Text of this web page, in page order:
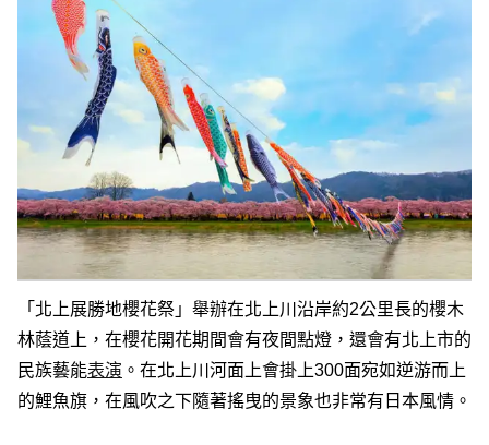
「北上展勝地櫻花祭」舉辦在北上川沿岸約2公里長的櫻木
林蔭道上，在櫻花開花期間會有夜間點燈，還會有北上市的
民族藝能表演 。在北上川河面上會掛上300面宛如逆游而上
的鯉魚旗，在風吹之下隨著搖曳的景象也非常有日本風情。